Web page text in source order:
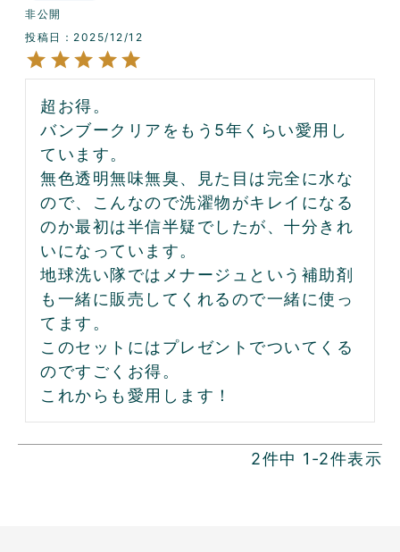
非公開
投稿日
2025/12/12
超お得。
バンブークリアをもう5年くらい愛用し
ています。
無色透明無味無臭、見た目は完全に水な
ので、こんなので洗濯物がキレイになる
のか最初は半信半疑でしたが、十分きれ
いになっています。
地球洗い隊ではメナージュという補助剤
も一緒に販売してくれるので一緒に使っ
てます。
このセットにはプレゼントでついてくる
のですごくお得。
これからも愛用します！
2件中 1 -2件表示